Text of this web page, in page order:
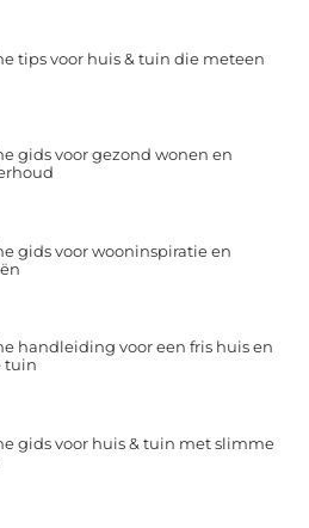
tips voor huis & tuin die meteen
gids voor gezond wonen en
gids voor wooninspiratie en
handleiding voor een fris huis en
tuin
gids voor huis & tuin met slimme